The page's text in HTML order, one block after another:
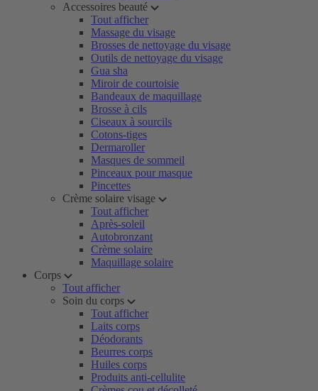
Accessoires beauté
Tout afficher
Massage du visage
Brosses de nettoyage du visage
Outils de nettoyage du visage
Gua sha
Miroir de courtoisie
Bandeaux de maquillage
Brosse à cils
Ciseaux à sourcils
Cotons-tiges
Dermaroller
Masques de sommeil
Pinceaux pour masque
Pincettes
Crème solaire visage
Tout afficher
Après-soleil
Autobronzant
Crème solaire
Maquillage solaire
Corps
Tout afficher
Soin du corps
Tout afficher
Laits corps
Déodorants
Beurres corps
Huiles corps
Produits anti-cellulite